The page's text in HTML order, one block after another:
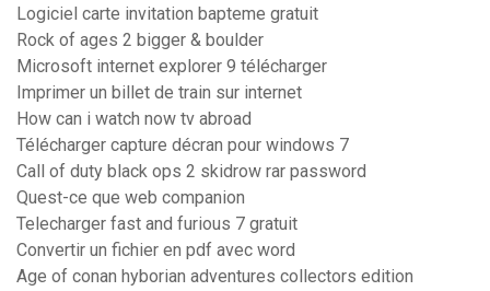
Logiciel carte invitation bapteme gratuit
Rock of ages 2 bigger & boulder
Microsoft internet explorer 9 télécharger
Imprimer un billet de train sur internet
How can i watch now tv abroad
Télécharger capture décran pour windows 7
Call of duty black ops 2 skidrow rar password
Quest-ce que web companion
Telecharger fast and furious 7 gratuit
Convertir un fichier en pdf avec word
Age of conan hyborian adventures collectors edition